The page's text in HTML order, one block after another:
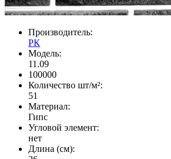
Производитель:
РК
Модель:
11.09
100000
Количество шт/м²:
51
Материал:
Гипс
Угловой элемент:
нет
Длина (см):